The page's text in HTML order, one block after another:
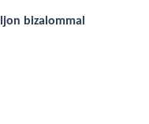
bizalommal